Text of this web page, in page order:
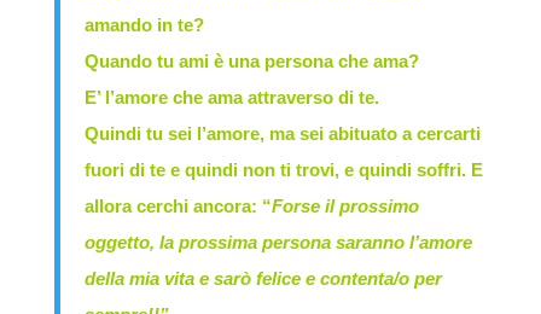
amando in te?
Quando tu ami è una persona che ama?
E’ l’amore che ama attraverso di te.
Quindi tu sei l’amore, ma sei abituato a cercarti
fuori di te e quindi non ti trovi, e quindi soffri. E
allora cerchi ancora: “Forse il prossimo
oggetto, la prossima persona saranno l’amore
della mia vita e sarò felice e contenta/o per